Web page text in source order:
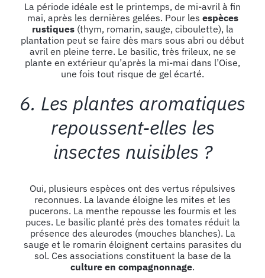
La période idéale est le printemps, de mi-avril à fin
mai, après les dernières gelées. Pour les espèces
rustiques(thym, romarin, sauge, ciboulette), la
plantation peut se faire dès mars sous abri ou début
avril en pleine terre. Le basilic, très frileux, ne se
plante en extérieur qu’après la mi-mai dans l’Oise,
une fois tout risque de gel écarté.
6. Les plantes aromatiques
repoussent-elles les
insectes nuisibles ?
Oui, plusieurs espèces ont des vertus répulsives
reconnues. La lavande éloigne les mites et les
pucerons. La menthe repousse les fourmis et les
puces. Le basilic planté près des tomates réduit la
présence des aleurodes (mouches blanches). La
sauge et le romarin éloignent certains parasites du
sol. Ces associations constituent la base de la
culture en compagnonnage.